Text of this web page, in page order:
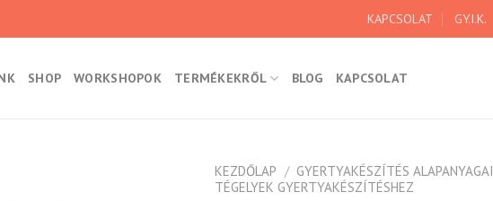
KAPCSOLAT GY.I.K.
SHOP WORKSHOPOK TERMÉKEKRŐL BLOG KAPCSOLAT
KEZDŐLAP / GYERTYAKÉSZÍTÉS ALAPANYAGAI
TÉGELYEK GYERTYAKÉSZÍTÉSHEZ